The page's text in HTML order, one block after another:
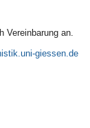
Vereinbarung an.